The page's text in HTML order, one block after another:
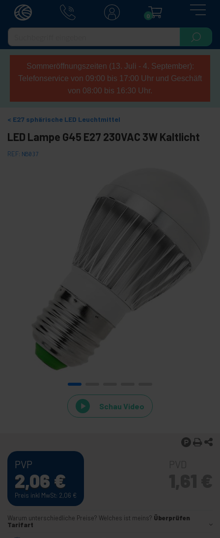
0
Sommeröffnungszeiten (13. Juli - 4. September):
Telefonservice von 09:00 bis 17:00 Uhr und Geschäft
von 08:00 bis 16:30 Uhr.
E27 sphärische LED Leuchtmittel
LED Lampe G45 E27 230VAC 3W Kaltlicht
REF: NB037
Schau Video
PVP
2,06 €
Preis inkl MwSt: 2,06 €
Warum unterschiedliche Preise? Welches ist meins? Überprüfen
Tarifart